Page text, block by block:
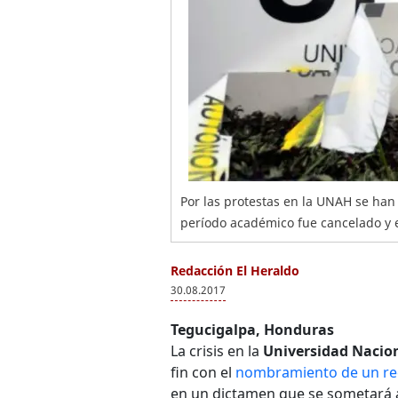
Por las protestas en la UNAH se
período académico fue cancelado y
Redacción El Heraldo
30.08.2017
Tegucigalpa, Honduras
La crisis en la Universidad
fin con el nombramiento de un
en un dictamen que se